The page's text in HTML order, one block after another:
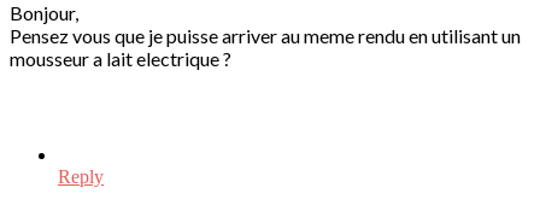
Bonjour,
Pensez vous que je puisse arriver au meme rendu en utilisant un
mousseur a lait electrique ?
Reply